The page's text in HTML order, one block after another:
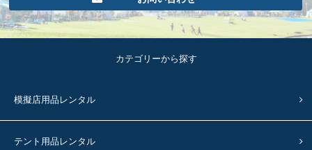
カテゴリーから探す
模擬店用品レンタル
テント用品レンタル